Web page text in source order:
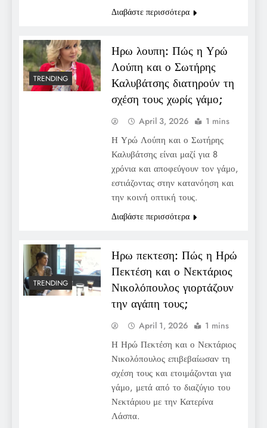
Διαβάστε περισσότερα
TRENDING
Ηρω λουπη: Πώς η Υρώ
Λούπη και ο Σωτήρης
Καλυβάτσης διατηρούν τη
σχέση τους χωρίς γάμο;
April 3, 2026 1 mins
Η Υρώ Λούπη και ο Σωτήρης
Καλυβάτσης είναι μαζί για 8
χρόνια και αποφεύγουν τον γάμο,
εστιάζοντας στην κατανόηση και
την κοινή οπτική τους.
Διαβάστε περισσότερα
TRENDING
Ηρω πεκτεση: Πώς η Ηρώ
Πεκτέση και ο Νεκτάριος
Νικολόπουλος γιορτάζουν
την αγάπη τους;
April 1, 2026 1 mins
Η Ηρώ Πεκτέση και ο Νεκτάριος
Νικολόπουλος επιβεβαίωσαν τη
σχέση τους και ετοιμάζονται για
γάμο, μετά από το διαζύγιο του
Νεκτάριου με την Κατερίνα
Λάσπα.